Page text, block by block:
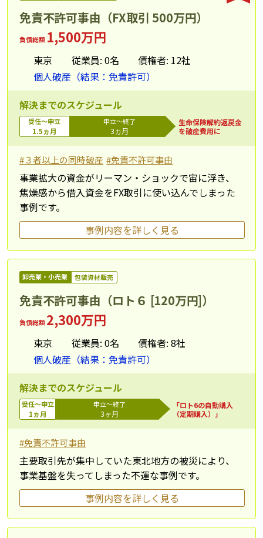
免責不許可事由（FX取引 500万円）
負債総額 1,500万円
東京 従業員: 0名
債権者: 12社
個人破産（結果：免責許可）
解決までのスケジュール
受任～申立
1.5ヵ月
申立～終了
3ヵ月
生命保険解約返戻金
を破産費用に
#３者以上の同時破産 #免責不許可事由
事業拡大の資金がリーマン・ショックで宙に浮き、
焦燥感から借入資金をFX取引に使い込んでしまった
事例です。
事例内容を詳しく見る
卸売業・小売業 包装資材販売
免責不許可事由（ロト６ [120万円]）
負債総額2,300万円
東京 従業員: 0名
債権者: 8社
個人破産（結果：免責許可）
解決までのスケジュール
受任～申立
1ヵ月
申立～終了
3ヶ月
「ロト6の自動購入
（定期購入）」
#免責不許可事由
主要取引先が集中していた東北地方の被災により、
事業基盤を失ってしまった不運な事例です。
事例内容を詳しく見る